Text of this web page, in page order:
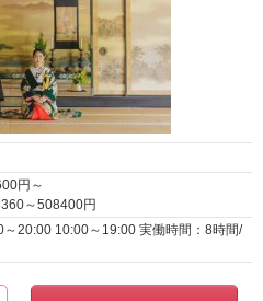
円～
～508400円
～20:00 10:00～19:00 実働時間：8時間/